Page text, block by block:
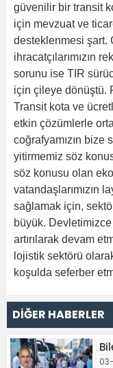
güvenilir bir transit
için mevzuat ve
desteklenmesi şart.
ihracatçılarımızın
sorunu ise TIR
için çileye dönüştü.
Transit kota ve
etkin çözümlerle
coğrafyamızın bize
yitirmemiz söz
söz konusu olan
vatandaşlarımızın
sağlamak için,
büyük.
artırılarak devam
lojistik sektörü
koşulda seferber
DİĞER HABERLER